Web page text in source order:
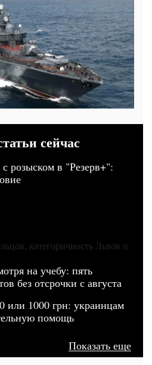
сейчас
розыском в "Резерв+":
категоричность Львов и
на учебу: пять
без отсрочки с августа
или 1000 грн: украинцам
помощь
Показать еще